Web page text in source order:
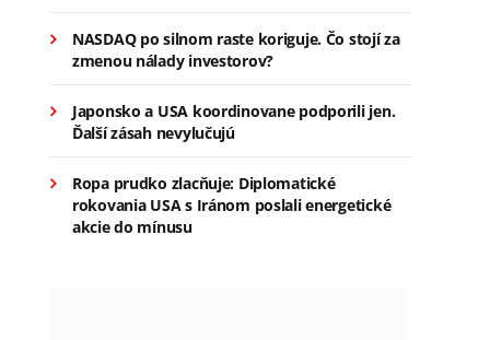
NASDAQ po silnom raste koriguje. Čo stojí za
zmenou nálady investorov?
Japonsko a USA koordinovane podporili jen.
Ďalší zásah nevylučujú
Ropa prudko zlacňuje: Diplomatické
rokovania USA s Iránom poslali energetické
akcie do mínusu